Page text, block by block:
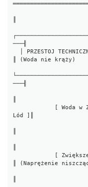
───╢
║ (Woda nie krąży)
───╢
Lód ]║
║ (Naprężenie